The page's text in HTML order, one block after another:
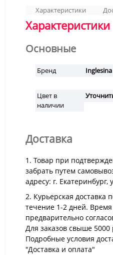
Характеристики
Характеристики
Основные
Бренд Inglesina
Цвет в
наличии
Доставка
1. Товар при
забрать путем
адресу: г.
2. Курьерская доставка
течение 1-2 дней.
предварительно
Для заказов свыше 5000
Подробные условия
"Доставка и оплата"